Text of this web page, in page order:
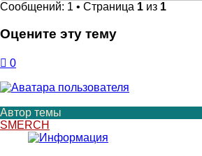
Сообщений: 1 • Страница 1 из 1
Оцените эту тему
0
Автор темы
SMERCH